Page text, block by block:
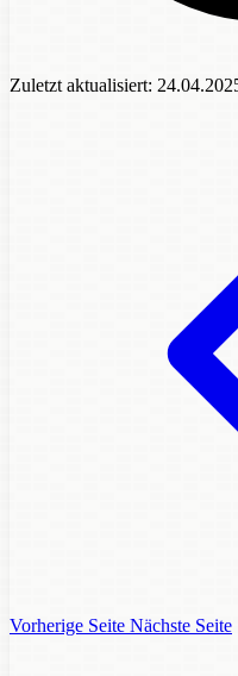
Zuletzt aktualisiert:
Vorherige Seite Nächste Seite